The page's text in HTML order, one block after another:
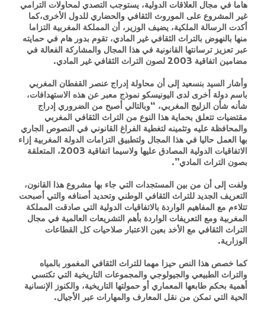
هاما في مجال العلاقات الدولية، يستوجب التصدي لمحاولات الترامي
غير المشروع على الموروث الثقافي والحضاري للدول الأخرى،كما
أكدت الرسالة الملكية، يضيف الوزير، أن المملكة المغربية التزاما
منها بالنهوض بالتراث الثقافي غير المادي، تقوم بدور هام في حمايته
عبر تعزيز ترسانتها القانونية في هذا المجال والمشاركة الفعالة في
مضامين اتفاقية 2003 لصون التراث الثقافي غير المادي.
وأشار السيد بنسعيد إلى أن محاولة إدراج عنصر القفطان المغربي
باسم دولة أخرى لدى اليونيسكو نموذج معبر عن هذه الاستهدافات،
شأنه شأن الزليج المغربي، “وبالتالي أصبح من الضروري إدراج
مقتضيات تتعلق بحماية هذا النوع من التراث الثقافي المغربي
والمحافظة عليه وتثمينه لتغطية الفراغ القانوني في النصوص الجاري
بها العمل حاليا في هذا المجال ولتطبيق التزامات الدولة المغربية إزاء
الاتفاقيات الدولية المصادق عليها ولاسيما اتفاقية 2003، المتعلقة
بصون التراث المادي”.
ولفت إلى أن من بين المستجدات التي جاء بها مشروع هذا القانون،
التعريف الجديد للتراث الثقافي الوطني وتحديد أصنافه والتي أصبحت
تتلاءم مع المفاهيم الواردة بالاتفاقيات الدولية التي صادقت المملكة
المغربية ومع التعريفات الواردة بأهم التشريعات العالمية في مجال
التراث الثقافي مع الأخد بعين الاعتبار صلاحيات كل القطاعات
الوزارية.
كما خصص هذا النص حيزا مهما للتراث الثقافي المغمور بالمياه
والتراث الطبيعي والجيولوجي والمجموعات التاريخية التي تكتسي
أهمية بحكم طابعها المعماري أو حمولتها التاريخية، والكنوز الإنسانية
الحية التي تمكن من نقل المعارف والمهارات عبر الأجيال.